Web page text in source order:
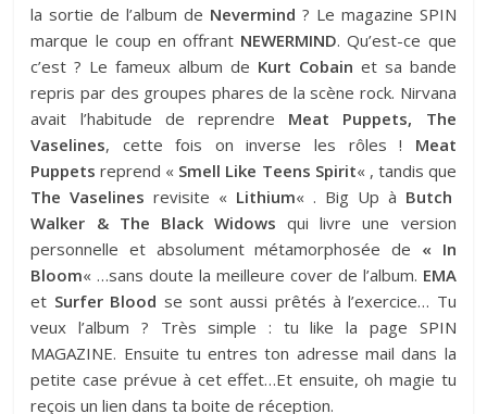
la sortie de l’album de Nevermind ? Le magazine SPIN
marque le coup en offrant NEWERMIND. Qu’est-ce que
c’est ? Le fameux album de Kurt Cobain et sa bande
repris par des groupes phares de la scène rock. Nirvana
avait l’habitude de reprendre Meat Puppets, The
Vaselines, cette fois on inverse les rôles ! Meat
Puppets reprend « Smell Like Teens Spirit« , tandis que
The Vaselines revisite « Lithium« . Big Up à Butch
Walker & The Black Widows qui livre une version
personnelle et absolument métamorphosée de « In
Bloom« …sans doute la meilleure cover de l’album. EMA
et Surfer Blood se sont aussi prêtés à l’exercice… Tu
veux l’album ? Très simple : tu like la page SPIN
MAGAZINE. Ensuite tu entres ton adresse mail dans la
petite case prévue à cet effet…Et ensuite, oh magie tu
reçois un lien dans ta boite de réception.